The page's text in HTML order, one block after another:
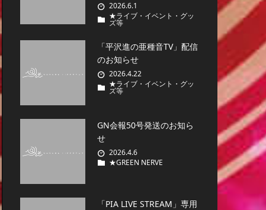
2026.6.1
★ライブ・イベント・グッ
ズ等
「平沢進の亜種音TV」配信
のお知らせ
2026.4.22
★ライブ・イベント・グッ
ズ等
GN会報50号発送のお知ら
せ
2026.4.6
★GREEN NERVE
「PIA LIVE STREAM」専用